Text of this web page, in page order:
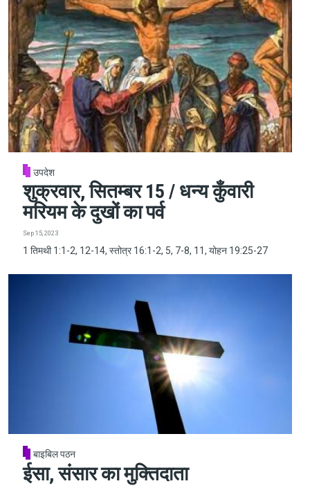
उपदेश
शुक्रवार, सितम्बर 15 / धन्य कुँवारी
मरियम के दुखों का पर्व
Sep 15, 2023
1 तिमथी 1:1-2, 12-14, स्तोत्र 16:1-2, 5, 7-8, 11, योहन 19:25-27
बाइबिल पठन
ईसा, संसार का मुक्तिदाता